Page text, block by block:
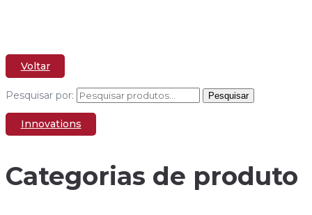
Voltar
Pesquisar por: Pesquisar
Innovations
Categorias de produto